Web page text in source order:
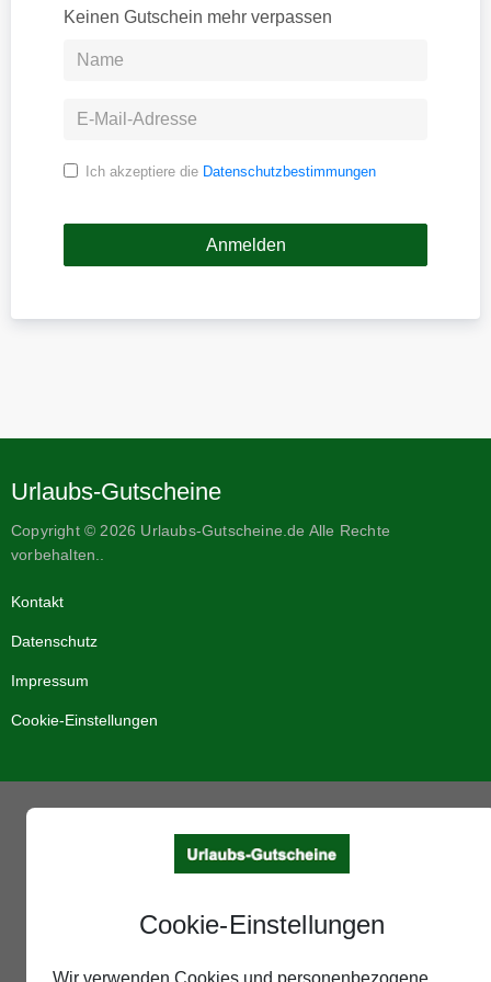
Keinen Gutschein mehr verpassen
Ich akzeptiere die Datenschutzbestimmungen
Urlaubs-Gutscheine
Copyright © 2026 Urlaubs-Gutscheine.de Alle Rechte
vorbehalten..
Kontakt
Datenschutz
Impressum
Cookie-Einstellungen
Cookie-Einstellungen
Wir verwenden Cookies und personenbezogene